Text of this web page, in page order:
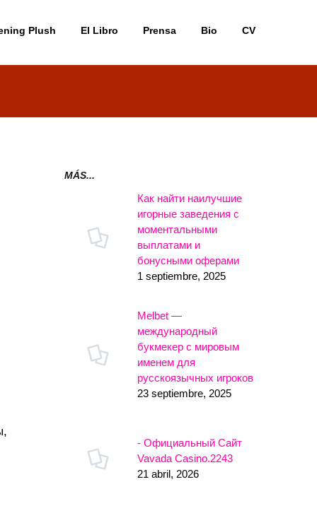
Plush El Libro Prensa Bio CV
MÁS...
Как найти наилучшие
игорные заведения с
моментальными
выплатами и
бонусными оферами
1 septiembre, 2025
Melbet —
международный
букмекер с мировым
именем для
русскоязычных игроков
23 septiembre, 2025
- Официальный Сайт
Vavada Casino.2243
21 abril, 2026